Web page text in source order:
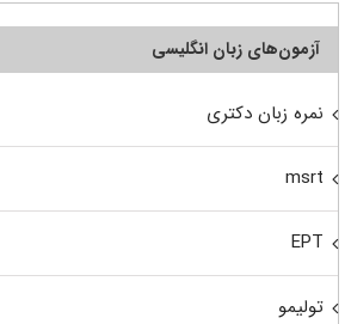
آزمون‌های زبان انگلیسی
نمره زبان دکتری
msrt
EPT
تولیمو